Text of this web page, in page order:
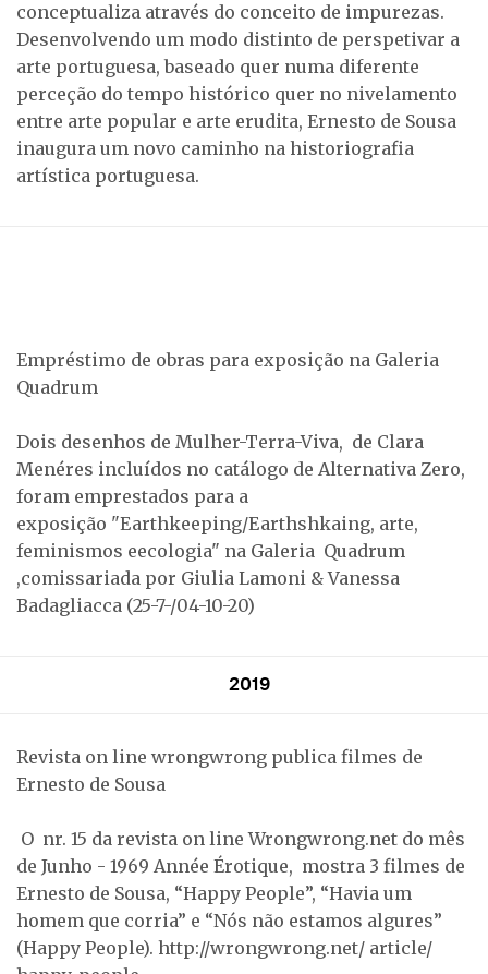
conceptualiza através do conceito de impurezas.
Desenvolvendo um modo distinto de perspetivar a
arte portuguesa, baseado quer numa diferente
perceção do tempo histórico quer no nivelamento
entre arte popular e arte erudita, Ernesto de Sousa
inaugura um novo caminho na historiografia
artística portuguesa.
Empréstimo de obras para exposição na Galeria
Quadrum
Dois desenhos de Mulher-Terra-Viva, de Clara
Menéres incluídos no catálogo de Alternativa Zero,
foram emprestados para a
exposição "Earthkeeping/Earthshkaing, arte,
feminismos eecologia" na Galeria Quadrum
,comissariada por Giulia Lamoni & Vanessa
Badagliacca (25-7-/04-10-20)
2019
Revista on line wrongwrong publica filmes de
Ernesto de Sousa
O nr. 15 da revista on line Wrongwrong.net do mês
de Junho - 1969 Année Érotique, mostra 3 filmes de
Ernesto de Sousa, “Happy People”, “Havia um
homem que corria” e “Nós não estamos algures”
(Happy People). http://wrongwrong.net/ article/